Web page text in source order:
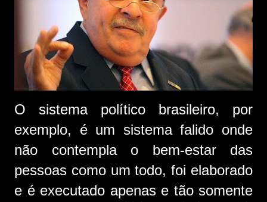
O sistema político brasileiro, por
exemplo, é um sistema falido onde
não contempla o bem-estar das
pessoas como um todo, foi elaborado
e é executado apenas e tão somente